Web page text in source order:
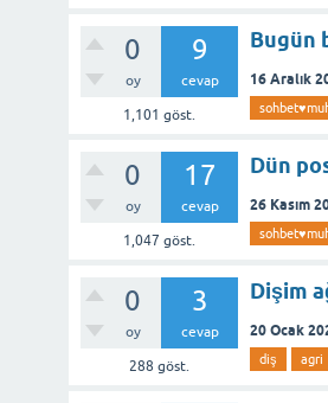
0
oy
9
cevap
1,101 göst.
Bugün
16 Aralık
0
oy
17
cevap
1,047 göst.
Dün
26 Kasım
0
oy
3
cevap
288 göst.
Dişim
20 Ocak
diş agri